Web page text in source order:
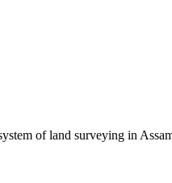
of land surveying in